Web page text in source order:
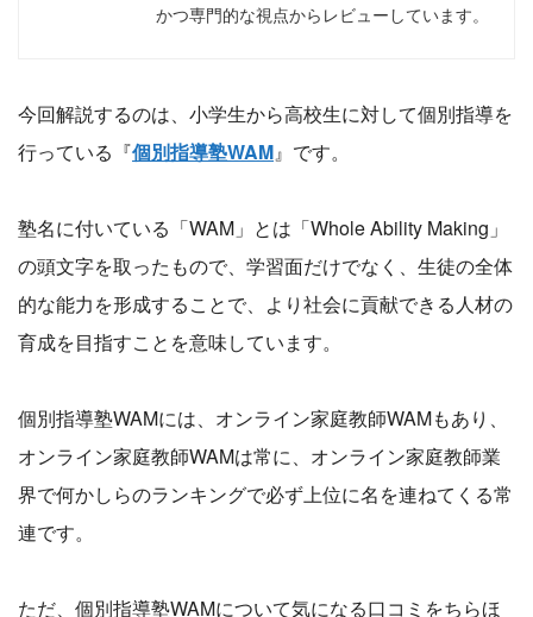
かつ専門的な視点からレビューしています。
今回解説するのは、小学生から高校生に対して個別指導を
行っている『個別指導塾WAM』です。
塾名に付いている「WAM」とは「Whole Ability Making」
の頭文字を取ったもので、学習面だけでなく、生徒の全体
的な能力を形成することで、より社会に貢献できる人材の
育成を目指すことを意味しています。
個別指導塾WAMには、オンライン家庭教師WAMもあり、
オンライン家庭教師WAMは常に、オンライン家庭教師業
界で何かしらのランキングで必ず上位に名を連ねてくる常
連です。
ただ、個別指導塾WAMについて気になる口コミをちらほ